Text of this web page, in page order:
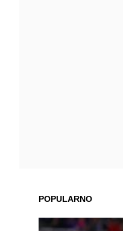
POPULARNO